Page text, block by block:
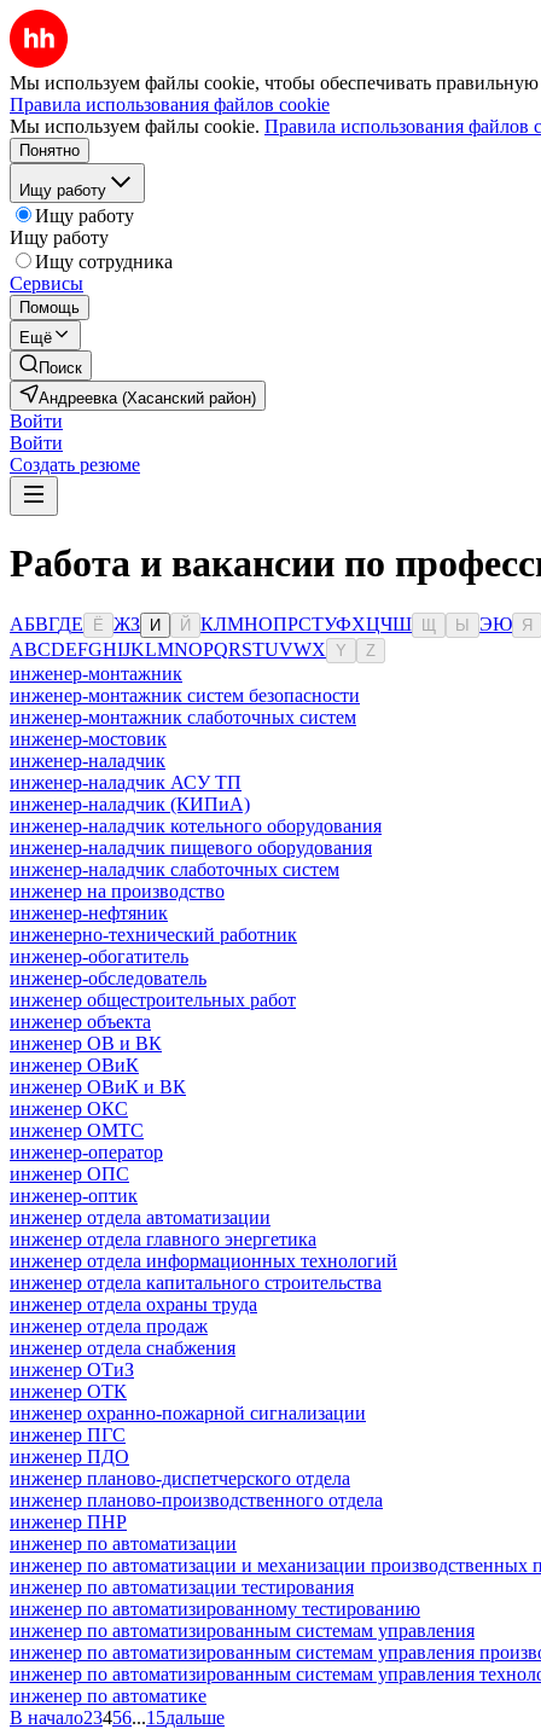
Мы используем файлы cookie, чтобы обеспечивать правильную
Правила использования файлов cookie
Мы используем файлы cookie. Правила использования файлов
Понятно
Ищу работу
Ищу работу
Ищу работу
Ищу сотрудника
Сервисы
Помощь
Ещё
Поиск
Андреевка (Хасанский район)
Войти
Войти
Создать резюме
Работа и вакансии по
АБВГДЕ Ё ЖЗ И Й КЛМНОПРСТУФХЦЧШ Ы ЭЮ Я
ABCDEFGHIJKLMNOPQRSTUVWX Y Z
инженер-монтажник
инженер-монтажник систем безопасности
инженер-монтажник слаботочных систем
инженер-мостовик
инженер-наладчик
инженер-наладчик АСУ ТП
инженер-наладчик (КИПиА)
инженер-наладчик котельного оборудования
инженер-наладчик пищевого оборудования
инженер-наладчик слаботочных систем
инженер на производство
инженер-нефтяник
инженерно-технический работник
инженер-обогатитель
инженер-обследователь
инженер общестроительных работ
инженер объекта
инженер ОВ и ВК
инженер ОВиК
инженер ОВиК и ВК
инженер ОКС
инженер ОМТС
инженер-оператор
инженер ОПС
инженер-оптик
инженер отдела автоматизации
инженер отдела главного энергетика
инженер отдела информационных технологий
инженер отдела капитального строительства
инженер отдела охраны труда
инженер отдела продаж
инженер отдела снабжения
инженер ОТиЗ
инженер ОТК
инженер охранно-пожарной сигнализации
инженер ПГС
инженер ПДО
инженер планово-диспетчерского отдела
инженер планово-производственного отдела
инженер ПНР
инженер по автоматизации
инженер по автоматизации и механизации производственных
инженер по автоматизации тестирования
инженер по автоматизированному тестированию
инженер по автоматизированным системам управления
инженер по автоматизированным системам управления
инженер по автоматизированным системам управления
инженер по автоматике
В начало23456...15дальше